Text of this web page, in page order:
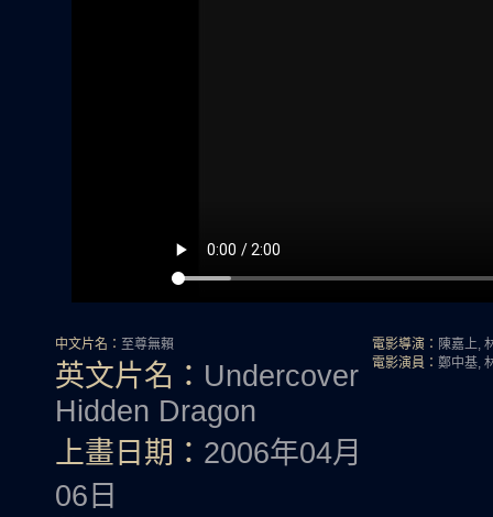
中文片名： 至尊無賴 電影導演： 陳嘉上,
英文片名： Undercover
Hidden Dragon
電影演員： 鄭中基,
上畫日期： 2006年04月
06日